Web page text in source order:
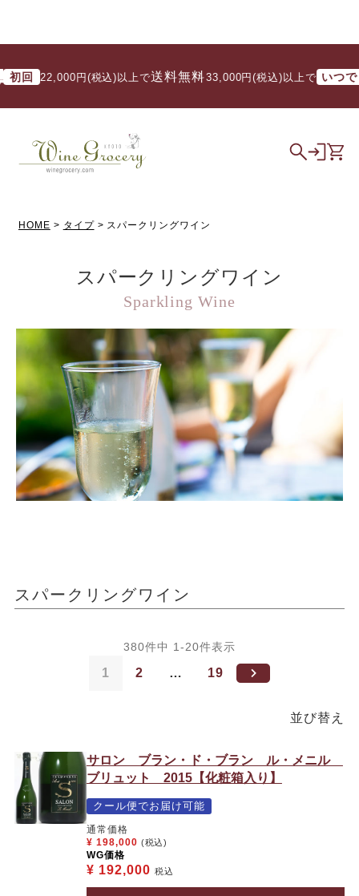
円(税込)以上で送料無料/ 33,000円(税込)以上で いつでも 送
HOME タイプ スパークリングワイン
スパークリングワイン
Sparkling Wine
スパークリングワイン
並び替え
380件中 1 -20件表示
1 2 … 19
サロン ブラン・ド・ブラン ル・メニル
ブリュット 2015【化粧箱入り】
クール便でお届け可能
通常価格
¥ 198,000 (税込)
WG価格
¥ 192,000 税込